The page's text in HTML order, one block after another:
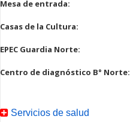
Mesa de entrada:
Casas de la Cultura:
EPEC Guardia Norte:
Centro de diagnóstico B° Norte:
Servicios de salud